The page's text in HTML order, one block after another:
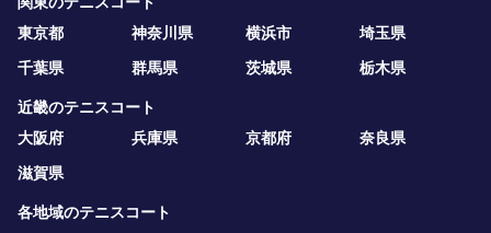
東京都
神奈川県 横浜市
埼玉県
千葉県
群馬県 茨城県 栃木県
近畿のテニスコート
大阪府
兵庫県 京都府
奈良県
滋賀県
各地域のテニスコート